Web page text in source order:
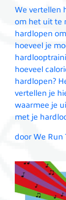
We vertellen
om het uit te
hardlopen
hoeveel je
hoeveel
hardlopen?
vertellen je
waarmee je
met je
door We Run